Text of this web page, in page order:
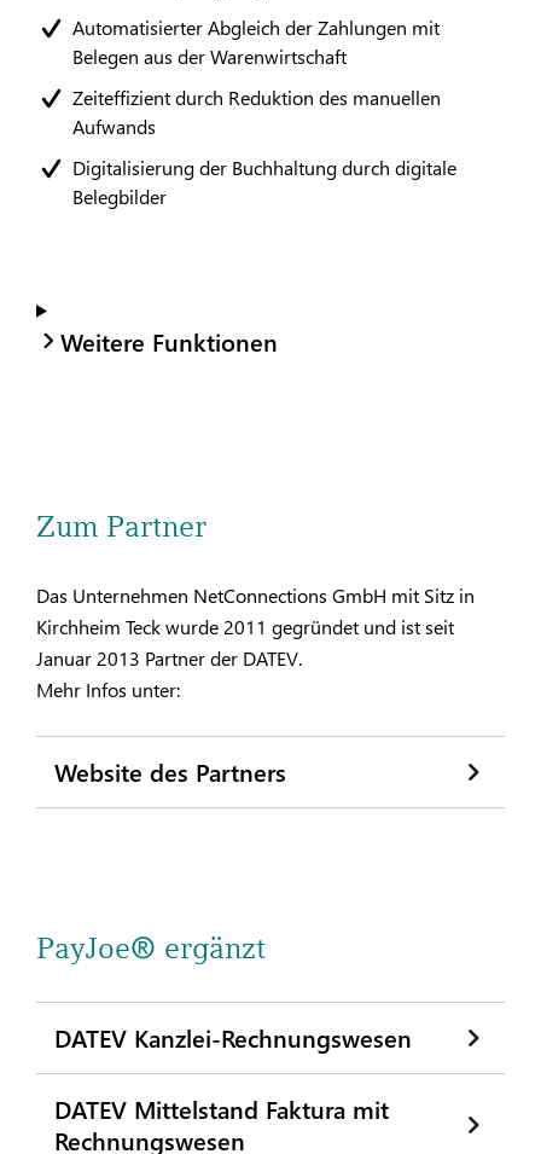
Automatisierter Abgleich der Zahlungen mit
Belegen aus der Warenwirtschaft
Zeiteffizient durch Reduktion des manuellen
Aufwands
Digitalisierung der Buchhaltung durch digitale
Belegbilder
Weitere Funktionen
Zum Partner
Das Unternehmen NetConnections GmbH mit Sitz in
Kirchheim Teck wurde 2011 gegründet und ist seit
Januar 2013 Partner der DATEV.
Mehr Infos unter:
Website des Partners
PayJoe® ergänzt
DATEV Kanzlei-Rechnungswesen
DATEV Mittelstand Faktura mit
Rechnungswesen